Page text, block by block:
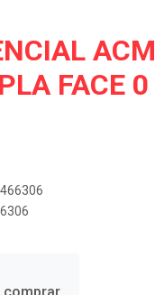
ACM
FACE 0